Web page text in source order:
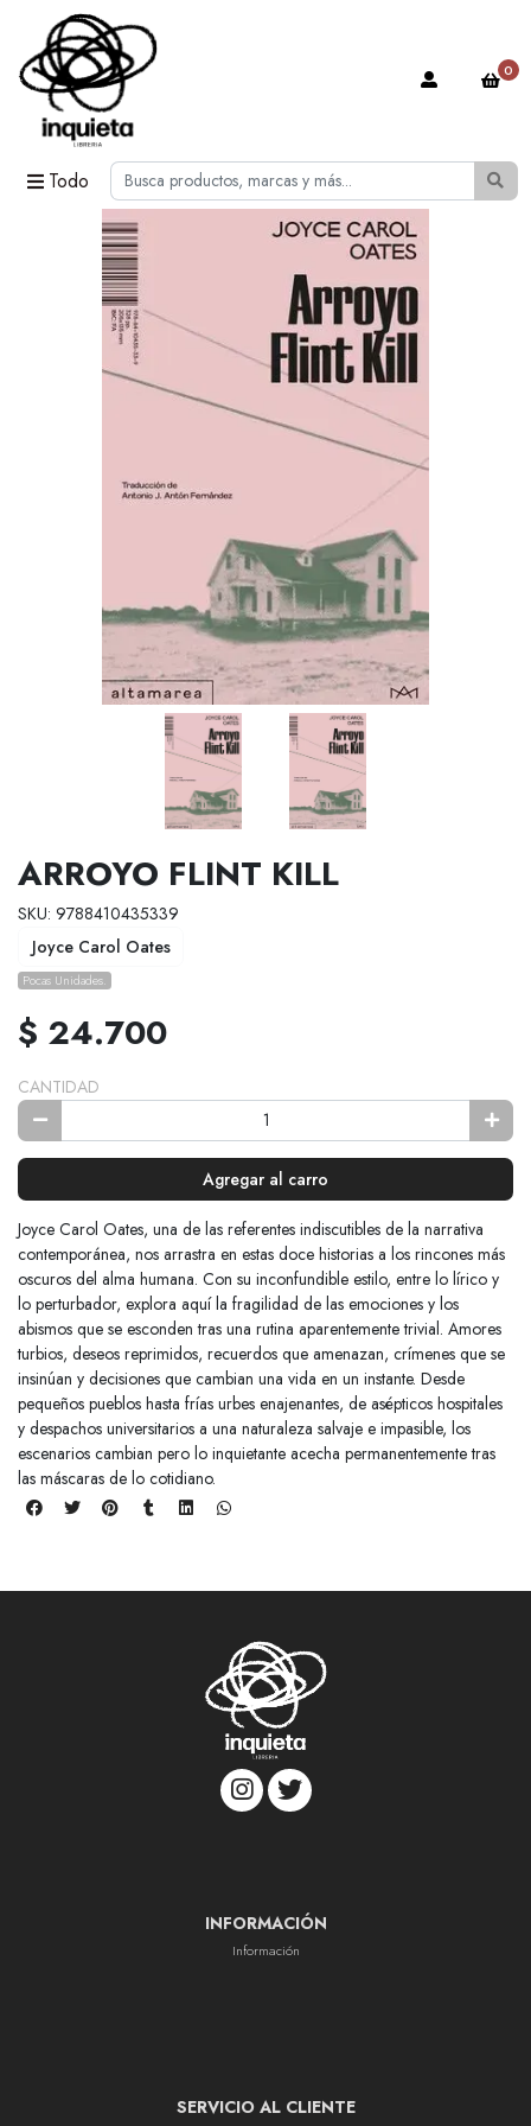
Todo
0
ARROYO FLINT KILL
SKU: 9788410435339
Joyce Carol Oates
Pocas Unidades.
$ 24.700
CANTIDAD
Agregar al carro
Joyce Carol Oates, una de las referentes indiscutibles de la narrativa
contemporánea, nos arrastra en estas doce historias a los rincones más
oscuros del alma humana. Con su inconfundible estilo, entre lo lírico y
lo perturbador, explora aquí la fragilidad de las emociones y los
abismos que se esconden tras una rutina aparentemente trivial. Amores
turbios, deseos reprimidos, recuerdos que amenazan, crímenes que se
insinúan y decisiones que cambian una vida en un instante. Desde
pequeños pueblos hasta frías urbes enajenantes, de asépticos hospitales
y despachos universitarios a una naturaleza salvaje e impasible, los
escenarios cambian pero lo inquietante acecha permanentemente tras
las máscaras de lo cotidiano.
INFORMACIÓN
Información
SERVICIO AL CLIENTE